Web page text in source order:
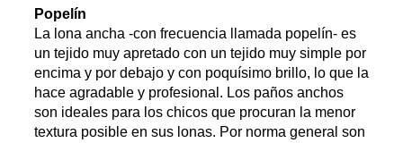
Popelín
La lona ancha -con frecuencia llamada popelín- es
un tejido muy apretado con un tejido muy simple por
encima y por debajo y con poquísimo brillo, lo que la
hace agradable y profesional. Los paños anchos
son ideales para los chicos que procuran la menor
textura posible en sus lonas. Por norma general son